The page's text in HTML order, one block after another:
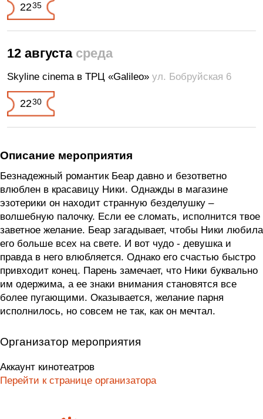
2235
12 августа среда
Skyline cinema в ТРЦ «Galileo» ул. Бобруйская 6
2230
Описание мероприятия
Безнадежный романтик Беар давно и безответно
влюблен в красавицу Ники. Однажды в магазине
эзотерики он находит странную безделушку –
волшебную палочку. Если ее сломать, исполнится твое
заветное желание. Беар загадывает, чтобы Ники любила
его больше всех на свете. И вот чудо - девушка и
правда в него влюбляется. Однако его счастью быстро
привходит конец. Парень замечает, что Ники буквально
им одержима, а ее знаки внимания становятся все
более пугающими. Оказывается, желание парня
исполнилось, но совсем не так, как он мечтал.
Организатор мероприятия
Аккаунт кинотеатров
Перейти к странице организатора